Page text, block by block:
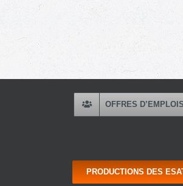
OFFRES D’EMPLOIS
PRODUCTIONS DES